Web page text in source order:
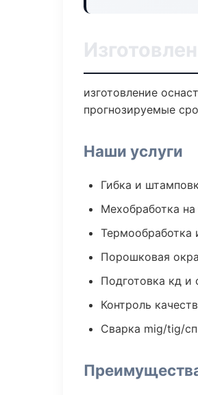
изготовление
прогнозируемые
Наши услуги
Гибка и
Мехобработка на
Термообработка
Порошковая
Подготовка кд и
Контроль
Сварка mig/tig/сп